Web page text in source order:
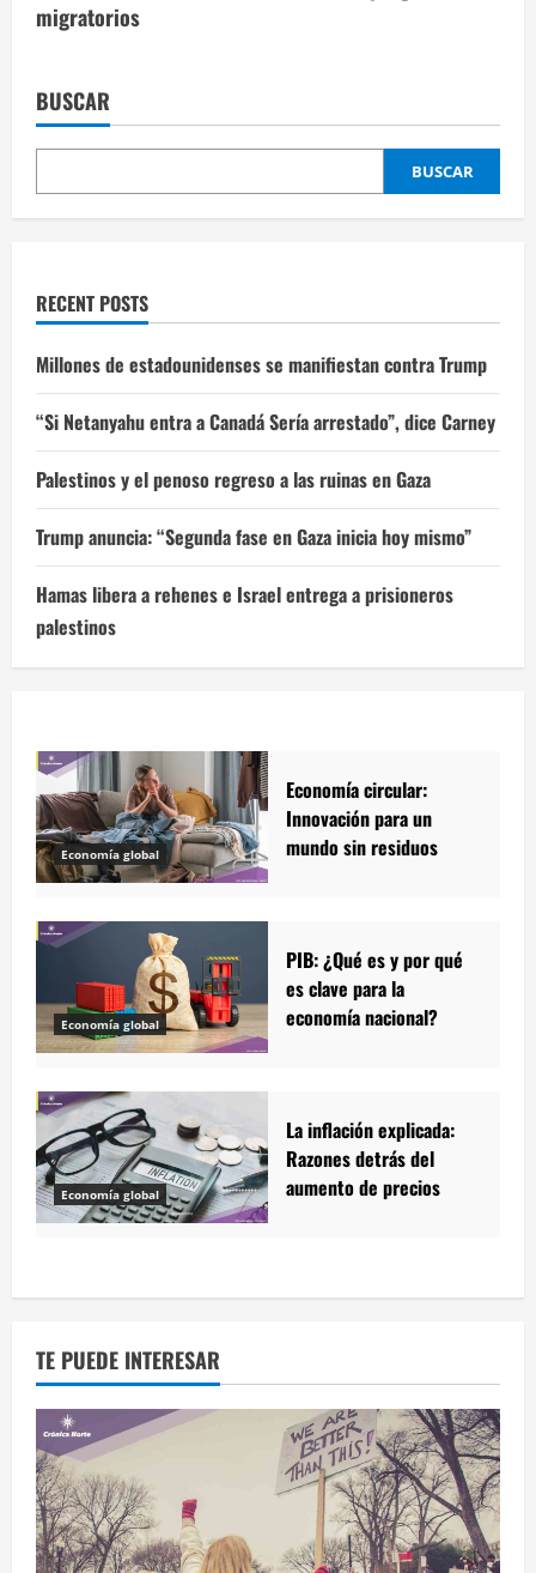
migratorios
BUSCAR
BUSCAR
RECENT POSTS
Millones de estadounidenses se manifiestan contra Trump
“Si Netanyahu entra a Canadá Sería arrestado”, dice Carney
Palestinos y el penoso regreso a las ruinas en Gaza
Trump anuncia: “Segunda fase en Gaza inicia hoy mismo”
Hamas libera a rehenes e Israel entrega a prisioneros
palestinos
Economía global
Economía circular:
Innovación para un
mundo sin residuos
Economía global
PIB: ¿Qué es y por qué
es clave para la
economía nacional?
Economía global
La inflación explicada:
Razones detrás del
aumento de precios
TE PUEDE INTERESAR